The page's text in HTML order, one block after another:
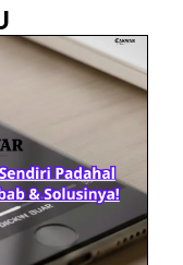
Prabowo Sebut ‘Londo Ireng’, Ray Rangkuti Desak DPR Bersikap, Ini Ulasan Politiknya
MAKI Soroti Penahanan Eks Jampidsus Febrie Adriansyah Tanpa Rompi Pink
Babak Baru Kasus Febrie Adriansyah, Rencana Praperadilan Penyitaan Emas dan Uang Tunai Jadi Sorotan
Baterai Apple Watch Cepat Boros? Ini Penyebab dan Cara Mengatasinya